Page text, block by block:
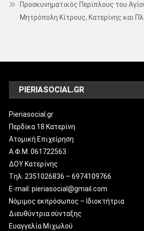
Προσκυνηματικός Περίπλους του
Μητρόπολη Κίτρους, Κατερίνης και
PIERIASOCIAL.GR
Pieriasocial.gr
Περδίκα 18 Κατερίνη
Ατομική Επιχείρηση
Α.Φ.Μ. 061722563
ΔΟΥ Κατερίνης
Tηλ: 2351026836 – 6974109766
E-mail: pieriasocial@gmail.com
Νόμιμος εκπρόσωπος – Ιδιοκτήτρια
Διευθύντρια σύνταξης
Ευαγγελία Μιχωλού